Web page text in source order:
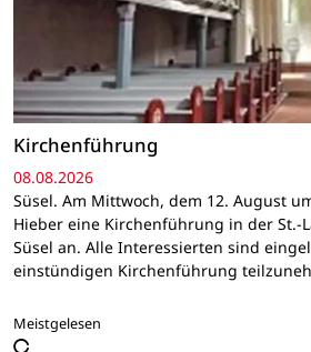
Kirchenführung
08.08.2026
Süsel. Am Mittwoch, dem 12. August
Hieber eine Kirchenführung in der St.-
Süsel an. Alle Interessierten sind
einstündigen Kirchenführung
Meistgelesen